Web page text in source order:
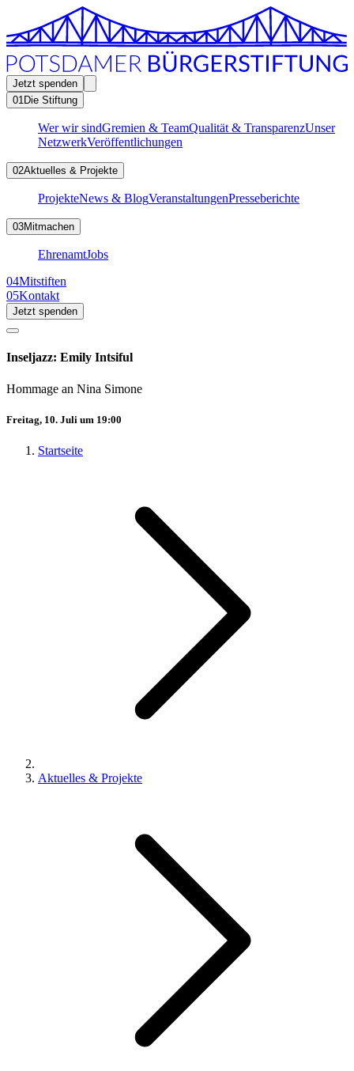
Jetzt spenden
01Die Stiftung
Wer wir sindGremien & TeamQualität & TransparenzUnser
NetzwerkVeröffentlichungen
02Aktuelles & Projekte
ProjekteNews & BlogVeranstaltungenPresseberichte
03Mitmachen
EhrenamtJobs
04Mitstiften
05Kontakt
Jetzt spenden
Inseljazz: Emily Intsiful
Hommage an Nina Simone
Freitag, 10. Juli um 19:00
Startseite
Aktuelles & Projekte